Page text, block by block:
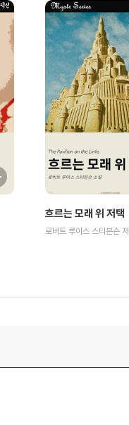
흐르는 모래 위 저택
로버트 루이스 스티븐슨 저